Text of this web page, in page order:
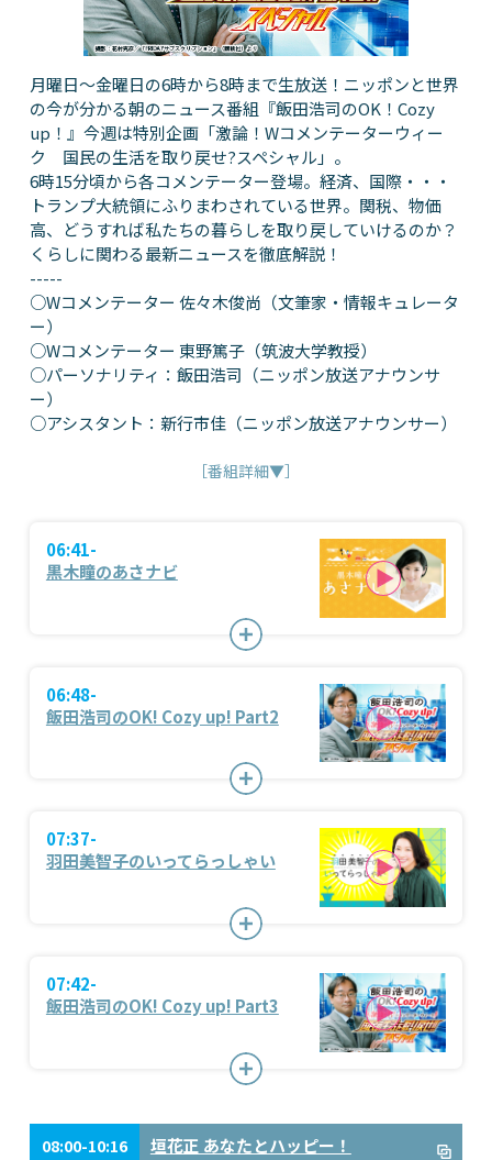
月曜日～金曜日の6時から8時まで生放送！ニッポンと世界
の今が分かる朝のニュース番組『飯田浩司のOK！Cozy
up！』今週は特別企画「激論！Wコメンテーターウィー
ク 国民の生活を取り戻せ?スペシャル」。
6時15分頃から各コメンテーター登場。経済、国際・・・
トランプ大統領にふりまわされている世界。関税、物価
高、どうすれば私たちの暮らしを取り戻していけるのか？
くらしに関わる最新ニュースを徹底解説！
-----
○Wコメンテーター 佐々木俊尚（文筆家・情報キュレータ
ー）
○Wコメンテーター 東野篤子（筑波大学教授）
○パーソナリティ：飯田浩司（ニッポン放送アナウンサ
ー）
○アシスタント：新行市佳（ニッポン放送アナウンサー）
［番組詳細▼］
06:41-
黒木瞳のあさナビ
06:48-
飯田浩司のOK! Cozy up! Part2
07:37-
羽田美智子のいってらっしゃい
07:42-
飯田浩司のOK! Cozy up! Part3
08:00-10:16 垣花正 あなたとハッピー！